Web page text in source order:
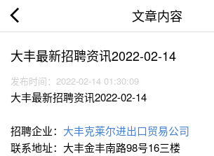
文章内容
大丰最新招聘资讯2022-02-14
发布时间：2022-02-14 01:30:09
大丰最新招聘资讯2022-02-14
招聘企业： 大丰克莱尔进出口贸易公司
联系地址：大丰金丰南路98号16三楼